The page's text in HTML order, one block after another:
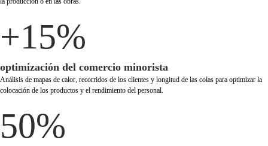
+15%
optimización del comercio minorista
Análisis de mapas de calor, recorridos de los clientes y longitud de las colas para optimizar la
colocación de los productos y el rendimiento del personal.
50%